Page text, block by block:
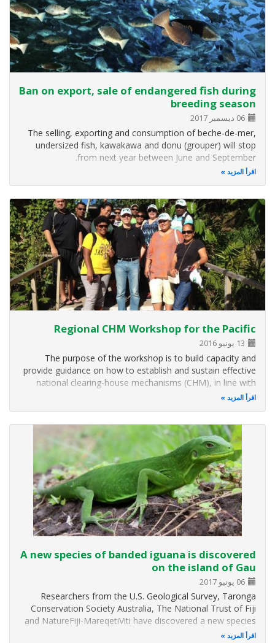
Ban on export, sale of endangered fish during
breeding season
06 ديسمبر 2017
The selling, exporting and consumption of beche-de-mer,
undersized fish, kawakawa and donu (grouper) will stop
from next year between June and September.
اقرأ المزيد
Regional CHM Workshop for the Pacific
13 يونيو 2016
The purpose of the workshop is to build capacity and
provide guidance on how to establish and sustain effective
national clearing‑house mechanisms (CHM), in line with
decision X/15 and in support of the national biodiversity
اقرأ المزيد
A new species of banded iguana is discovered
on the island of Gau
06 يونيو 2017
Researchers from the U.S. Geological Survey, Taronga
Conservation Society Australia, The National Trust of Fiji
and NatureFiji-MareqetiViti have discovered a new species
of banded iguana The new species of lizard, Brachylophus
اقرأ المزيد